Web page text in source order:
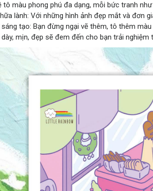
tô màu phong phú đa dạng, mỗi bức tranh
lành: Với những hình ảnh đẹp mắt và đơn
tạo: Bạn đừng ngại vẽ thêm, tô thêm
dày, mịn, đẹp sẽ đem đến cho bạn trải nghiệm